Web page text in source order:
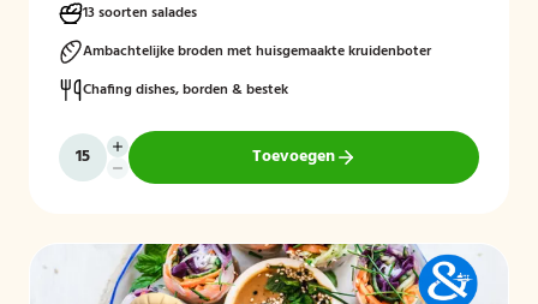
13 soorten salades
Ambachtelijke broden met huisgemaakte kruidenboter
Chafing dishes, borden & bestek
Toevoegen